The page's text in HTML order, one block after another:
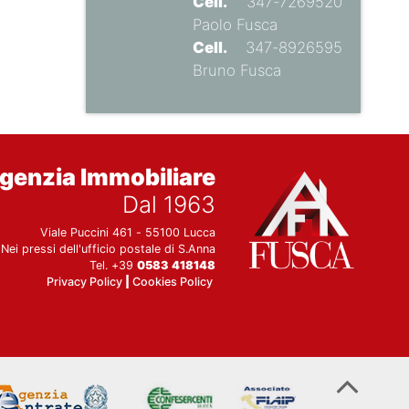
Paolo Fusca
Cell. 347-8926595
Bruno Fusca
Immobiliare
Dal 1963
Viale Puccini 461 - 55100 Lucca
Nei pressi dell'ufficio postale di S.Anna
Tel. +39 0583 418148
Privacy Policy| Cookies Policy